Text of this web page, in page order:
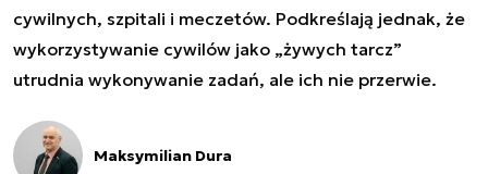
cywilnych, szpitali i meczetów. Podkreślają jednak, że
wykorzystywanie cywilów jako „żywych tarcz”
utrudnia wykonywanie zadań, ale ich nie przerwie.
Maksymilian Dura